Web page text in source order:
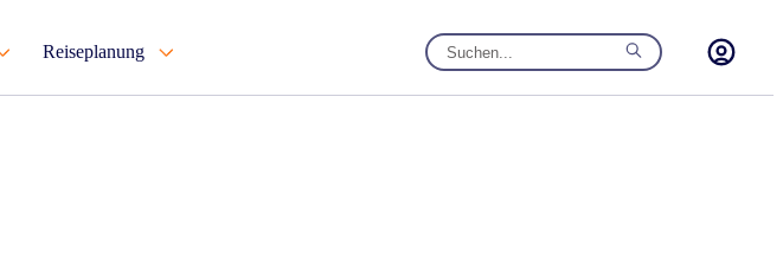
Reiseplanung